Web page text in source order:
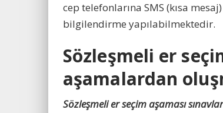
cep telefonlarına SMS (kısa
bilgilendirme yapılabilmektedir.
Sözleşmeli er
aşamalardan
Sözleşmeli er seçim aşaması